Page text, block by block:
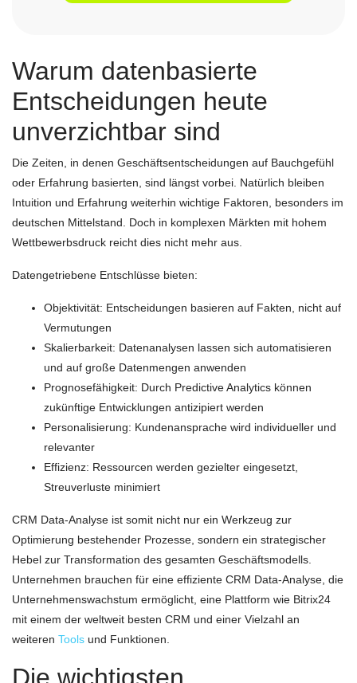
Warum datenbasierte
Entscheidungen heute
unverzichtbar sind
Die Zeiten, in denen Geschäftsentscheidungen auf Bauchgefühl
oder Erfahrung basierten, sind längst vorbei. Natürlich bleiben
Intuition und Erfahrung weiterhin wichtige Faktoren, besonders im
deutschen Mittelstand. Doch in komplexen Märkten mit hohem
Wettbewerbsdruck reicht dies nicht mehr aus.
Datengetriebene Entschlüsse bieten:
Objektivität: Entscheidungen basieren auf Fakten, nicht auf
Vermutungen
Skalierbarkeit: Datenanalysen lassen sich automatisieren
und auf große Datenmengen anwenden
Prognosefähigkeit: Durch Predictive Analytics können
zukünftige Entwicklungen antizipiert werden
Personalisierung: Kundenansprache wird individueller und
relevanter
Effizienz: Ressourcen werden gezielter eingesetzt,
Streuverluste minimiert
CRM Data-Analyse ist somit nicht nur ein Werkzeug zur
Optimierung bestehender Prozesse, sondern ein strategischer
Hebel zur Transformation des gesamten Geschäftsmodells.
Unternehmen brauchen für eine effiziente CRM Data-Analyse, die
Unternehmenswachstum ermöglicht, eine Plattform wie Bitrix24
mit einem der weltweit besten CRM und einer Vielzahl an
weiteren Tools und Funktionen.